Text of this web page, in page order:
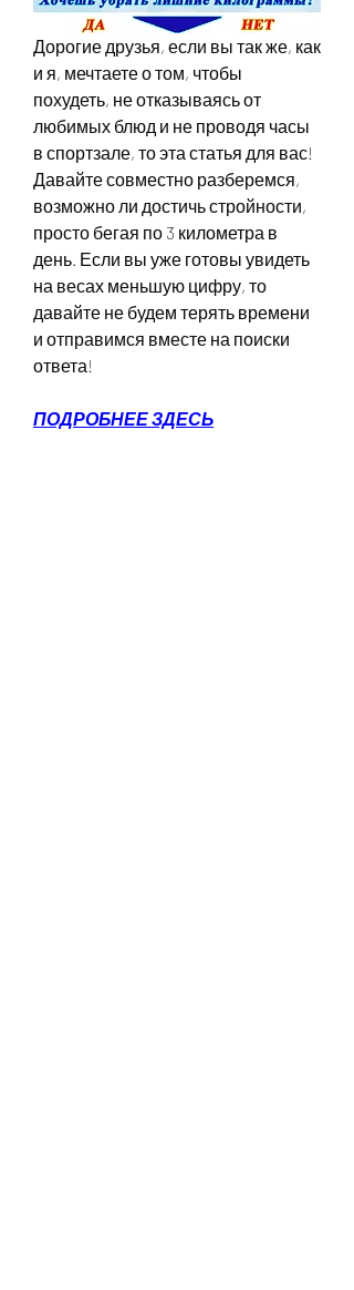
Дорогие друзья, если вы так же, как
и я, мечтаете о том, чтобы
похудеть, не отказываясь от
любимых блюд и не проводя часы
в спортзале, то эта статья для вас!
Давайте совместно разберемся,
возможно ли достичь стройности,
просто бегая по 3 километра в
день. Если вы уже готовы увидеть
на весах меньшую цифру, то
давайте не будем терять времени
и отправимся вместе на поиски
ответа!
ПОДРОБНЕЕ ЗДЕСЬ